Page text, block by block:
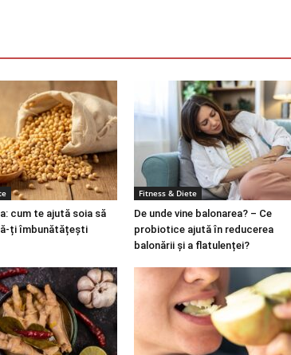
cum te ajută soia să
ți îmbunătățești
Fitness & Diete
De unde vine balonarea? – Ce
probiotice ajută în reducerea
balonării și a flatulenței?